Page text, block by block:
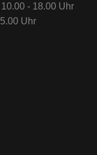
- 18.00 Uhr
Uhr